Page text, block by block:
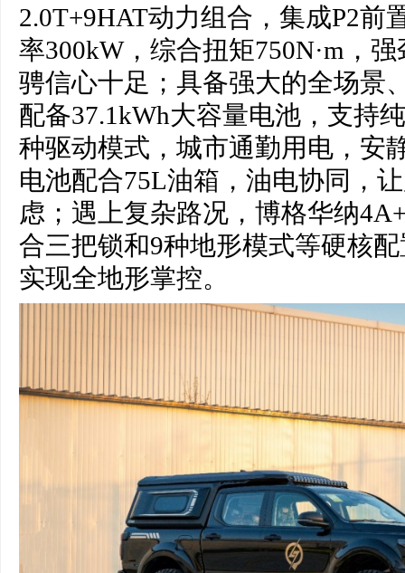
2.0T+9HAT动力组合，集成P2前
率300kW，综合扭矩750N·m，
骋信心十足；具备强大的全场景
配备37.1kWh大容量电池，支持
种驱动模式，城市通勤用电，安
电池配合75L油箱，油电协同，
虑；遇上复杂路况，博格华纳
合三把锁和9种地形模式等硬核
实现全地形掌控。